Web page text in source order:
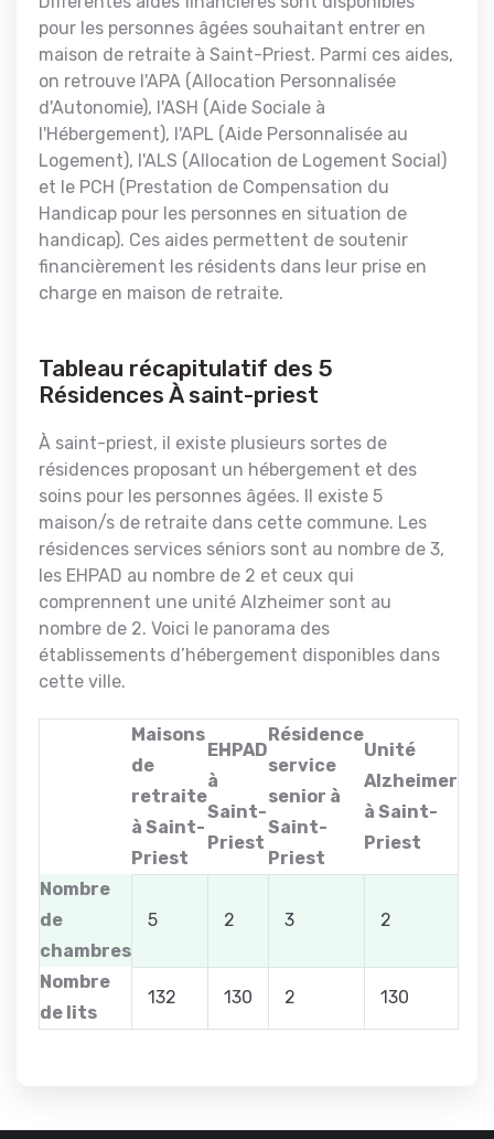
pour les personnes âgées souhaitant entrer en
maison de retraite à Saint-Priest. Parmi ces aides,
on retrouve l'APA (Allocation Personnalisée
d'Autonomie), l'ASH (Aide Sociale à
l'Hébergement), l'APL (Aide Personnalisée au
Logement), l'ALS (Allocation de Logement Social)
et le PCH (Prestation de Compensation du
Handicap pour les personnes en situation de
handicap). Ces aides permettent de soutenir
financièrement les résidents dans leur prise en
charge en maison de retraite.
Tableau récapitulatif des 5
Résidences À saint-priest
À saint-priest, il existe plusieurs sortes de
résidences proposant un hébergement et des
soins pour les personnes âgées. Il existe 5
maison/s de retraite dans cette commune. Les
résidences services séniors sont au nombre de 3,
les EHPAD au nombre de 2 et ceux qui
comprennent une unité Alzheimer sont au
nombre de 2. Voici le panorama des
établissements d’hébergement disponibles dans
cette ville.
Maisons
de
retraite
à Saint-
Priest
EHPAD
à
Saint-
Priest
Résidence
service
senior à
Saint-
Priest
Unité
Alzheimer
à Saint-
Priest
Nombre
de
chambres
5 2 3 2
Nombre
de lits
132 130 2 130